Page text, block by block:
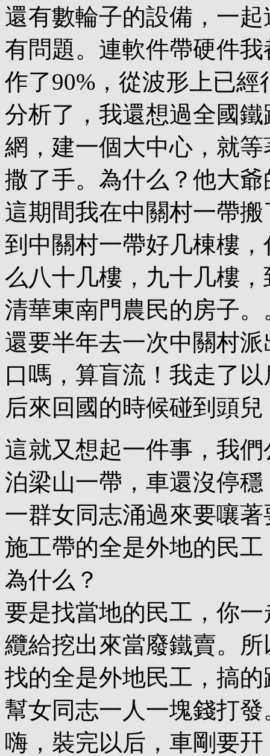
還有數輪子的設備，一
有問題。連軟件帶硬件我
作了90%，從波形上已
分析了，我還想過全國鐵
網，建一個大中心，就
撒了手。為什么？他大爺
這期間我在中關村一帶
到中關村一帶好几棟樓，
么八十几樓，九十几樓
清華東南門農民的房子。
還要半年去一次中關村
口嗎，算盲流！我走了以
后來回國的時候碰到頭
這就又想起一件事，我
泊梁山一帶，車還沒停穩
一群女同志涌過來要嚷
施工帶的全是外地的民工
為什么？
要是找當地的民工，你
纜給挖出來當廢鐵賣。所
找的全是外地民工，搞
幫女同志一人一塊錢打發
嗨，裝完以后，車剛要